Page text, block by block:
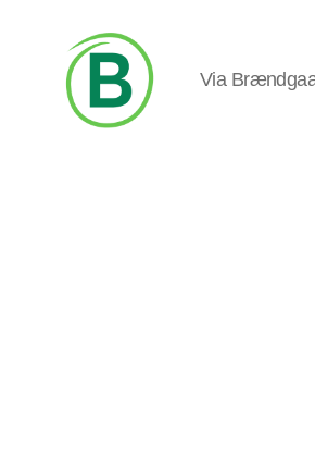
Via